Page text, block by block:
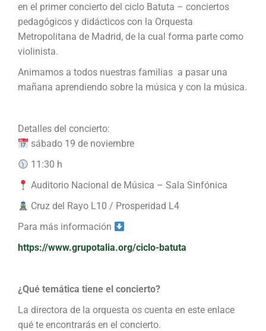
en el primer concierto del ciclo Batuta – conciertos
pedagógicos y didácticos con la Orquesta
Metropolitana de Madrid, de la cual forma parte como
violinista.
Animamos a todos nuestras familias a pasar una
mañana aprendiendo sobre la música y con la música.
Detalles del concierto:
sábado 19 de noviembre
11:30 h
Auditorio Nacional de Música – Sala Sinfónica
Cruz del Rayo L10 / Prosperidad L4
Para más información
https://www.grupotalia.org/ciclo-batuta
¿Qué temática tiene el concierto?
La directora de la orquesta os cuenta en este enlace
qué te encontrarás en el concierto.